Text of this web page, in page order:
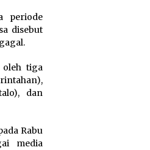
periode
disebut
oleh tiga
dan
Rabu
media